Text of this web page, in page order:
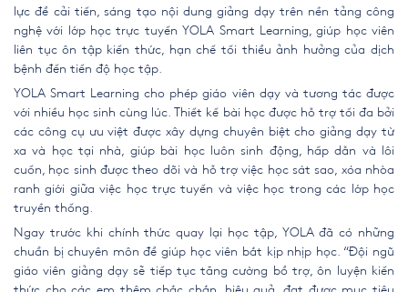
lực để cải tiến, sáng tạo nội dung giảng dạy trên nền tảng công
nghệ với lớp học trực tuyến YOLA Smart Learning, giúp học viên
liên tục ôn tập kiến thức, hạn chế tối thiểu ảnh hưởng của dịch
bệnh đến tiến độ học tập.
YOLA Smart Learning cho phép giáo viên dạy và tương tác được
với nhiều học sinh cùng lúc. Thiết kế bài học được hỗ trợ tối đa bởi
các công cụ ưu việt được xây dựng chuyên biệt cho giảng dạy từ
xa và học tại nhà, giúp bài học luôn sinh động, hấp dẫn và lôi
cuốn, học sinh được theo dõi và hỗ trợ việc học sát sao, xóa nhòa
ranh giới giữa việc học trực tuyến và việc học trong các lớp học
truyền thống.
Ngay trước khi chính thức quay lại học tập, YOLA đã có những
chuẩn bị chuyên môn để giúp học viên bắt kịp nhịp học. “Đội ngũ
giáo viên giảng dạy sẽ tiếp tục tăng cường bổ trợ, ôn luyện kiến
thức cho các em thêm chắc chắn, hiệu quả, đạt được mục tiêu